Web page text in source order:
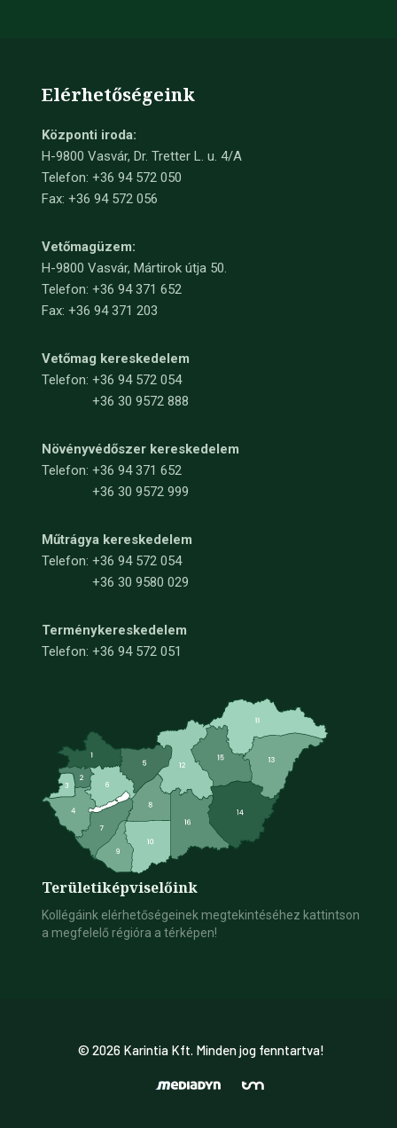
Elérhetőségeink
Központi iroda:
H-9800 Vasvár, Dr. Tretter L. u. 4/A
Telefon: +36 94 572 050
Fax: +36 94 572 056
Vetőmagüzem:
H-9800 Vasvár, Mártirok útja 50.
Telefon: +36 94 371 652
Fax: +36 94 371 203
Vetőmag kereskedelem
Telefon: +36 94 572 054
+36 30 9572 888
Növényvédőszer kereskedelem
Telefon: +36 94 371 652
+36 30 9572 999
Műtrágya kereskedelem
Telefon: +36 94 572 054
+36 30 9580 029
Terménykereskedelem
Telefon: +36 94 572 051
Területiképviselőink
Kollégáink elérhetőségeinek megtekintéséhez kattintson
a megfelelő régióra a térképen!
© 2026 Karintia Kft. Minden jog fenntartva!